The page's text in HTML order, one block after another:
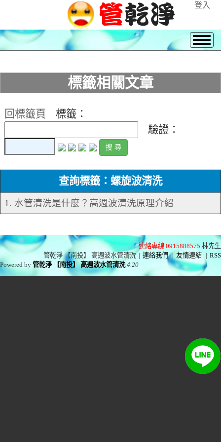
登入
標籤相關文章
回標籤頁
標籤：
驗證：
查詢標籤：螺旋波清洗
1. 水管清洗是什麼？高週波清洗原理介紹
連絡專線 0915888575 林先生
管乾淨 【南投】 高週波水管清洗 | 連絡我們 | 友情連結 | RSS
Powered by管乾淨 【南投】 高週波水管清洗 4.20